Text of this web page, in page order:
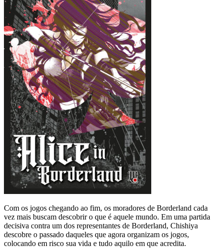
Com os jogos chegando ao fim, os moradores de Borderland cada
vez mais buscam descobrir o que é aquele mundo. Em uma partida
decisiva contra um dos representantes de Borderland, Chishiya
descobre o passado daqueles que agora organizam os jogos,
colocando em risco sua vida e tudo aquilo em que acredita.